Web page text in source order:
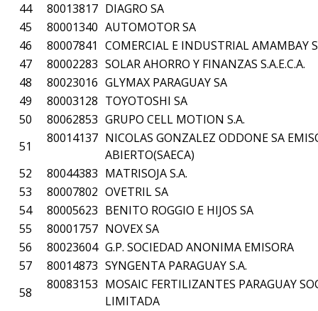
44
80013817 DIAGRO SA
45
80001340 AUTOMOTOR SA
46
80007841 COMERCIAL E INDUSTRIAL AMAMBAY
47
80002283 SOLAR AHORRO Y FINANZAS S.A.E.C.A.
48
80023016 GLYMAX PARAGUAY SA
49
80003128 TOYOTOSHI SA
50
80062853 GRUPO CELL MOTION S.A.
51
80014137 NICOLAS GONZALEZ ODDONE SA
ABIERTO(SAECA)
52
80044383 MATRISOJA S.A.
53
80007802 OVETRIL SA
54
80005623 BENITO ROGGIO E HIJOS SA
55
80001757 NOVEX SA
56
80023604 G.P. SOCIEDAD ANONIMA EMISORA
57
80014873 SYNGENTA PARAGUAY S.A.
58
80083153 MOSAIC FERTILIZANTES PARAGUAY
LIMITADA